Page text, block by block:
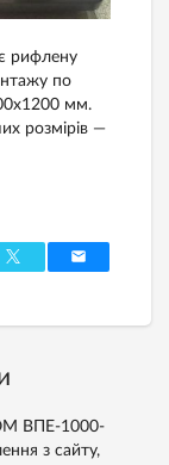
рифлену
по
мм.
розмірів —
ВПЕ-1000-
з сайту,